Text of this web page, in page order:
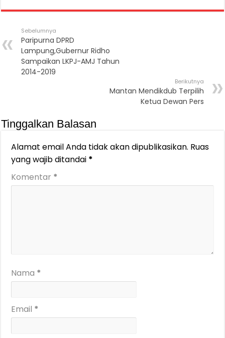
Sebelumnya
Paripurna DPRD
Lampung,Gubernur Ridho
Sampaikan LKPJ-AMJ Tahun
2014-2019
Berikutnya
Mantan Mendikdub Terpilih
Ketua Dewan Pers
Tinggalkan Balasan
Alamat email Anda tidak akan dipublikasikan. Ruas
yang wajib ditandai *
Komentar *
Nama *
Email *